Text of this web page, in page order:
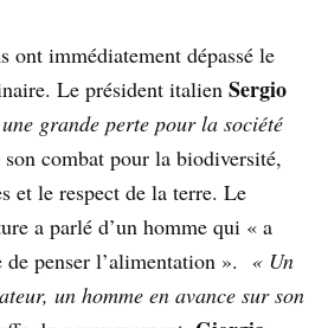
ont immédiatement dépassé le
Le président italien Sergio
une grande perte pour la société
son combat pour la biodiversité,
et le respect de la terre. Le
a parlé d’un homme qui « a
penser l’alimentation ». « Un
un homme en avance sur son